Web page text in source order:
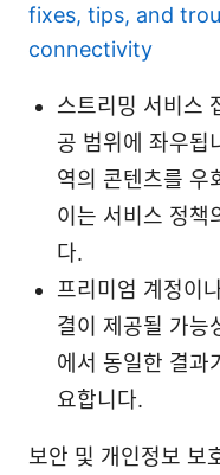
fixes, tips, and
connectivity
스트리밍 서비스
공 범위에 좌우됩
역의 콘텐츠를 우
이는 서비스 정책
다.
프리미엄 계정이
결이 제공될 가능
에서 동일한 결과
요합니다.
보안 및 개인정보 보